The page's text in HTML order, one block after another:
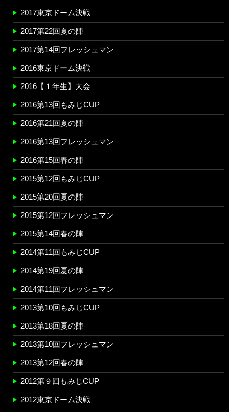
2017東京ドーム決戦
2017第22回夏の陣
2017第14回フレッシュマン
2016東京ドーム決戦
2016【１年生】大会
2016第13回もみじCUP
2016第21回夏の陣
2016第13回フレッシュマン
2016第15回春の陣
2015第12回もみじCUP
2015第20回夏の陣
2015第12回フレッシュマン
2015第14回春の陣
2014第11回もみじCUP
2014第19回夏の陣
2014第11回フレッシュマン
2013第10回もみじCUP
2013第18回夏の陣
2013第10回フレッシュマン
2013第12回春の陣
2012第９回もみじCUP
2012東京ドーム決戦